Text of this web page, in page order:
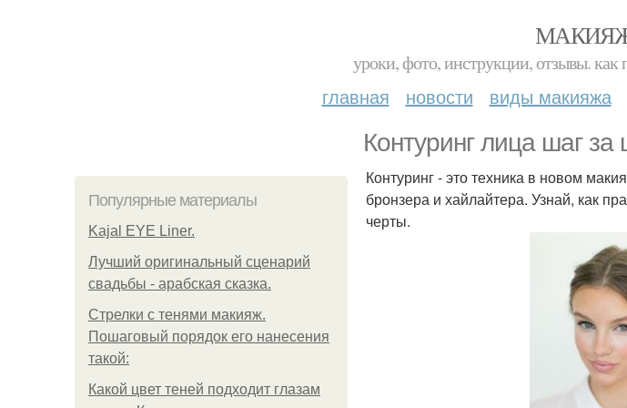
уроки, фото, инструкции, отзывы. как
главная новости виды макияжа
Контуринг лица шаг за
Популярные материалы
Kajal EYE Liner.
Лучший оригинальный сценарий
свадьбы - арабская сказка.
Стрелки с тенями макияж.
Пошаговый порядок его нанесения
такой:
Какой цвет теней подходит глазам
Контуринг - это техника в новом
бронзера и хайлайтера. Узнай, как
черты.